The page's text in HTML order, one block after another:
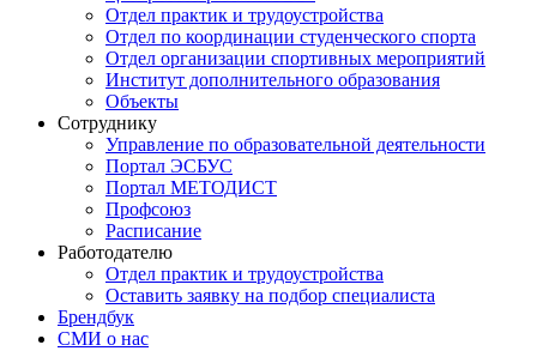
Отдел практик и трудоустройства
Отдел по координации студенческого спорта
Отдел организации спортивных мероприятий
Институт дополнительного образования
Объекты
Сотруднику
Управление по образовательной деятельности
Портал ЭСБУС
Портал МЕТОДИСТ
Профсоюз
Расписание
Работодателю
Отдел практик и трудоустройства
Оставить заявку на подбор специалиста
Брендбук
СМИ о нас